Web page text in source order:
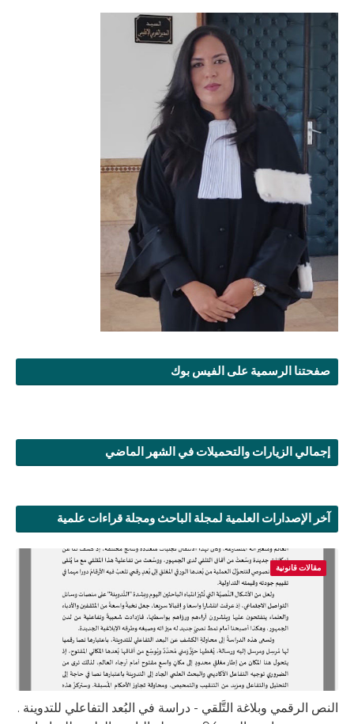
صفحتنا الرسمية على الفيس بوك
إجمالي الزيارات والتحميلات في الشهر الماضي
آخر الإصدارات العلمية لمجلة الباحث ومجلة قراءات علمية
مقالات قانونية
النص الرقمي وبلاغة التَّلقي - دراسة في البُعد التفاعلي للتدوينة .